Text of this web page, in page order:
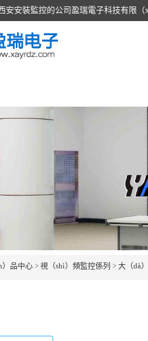
安安裝監控的公司盈瑞電子科技有限（
）品中心> 視（shì）頻監控係列 > 大（dà